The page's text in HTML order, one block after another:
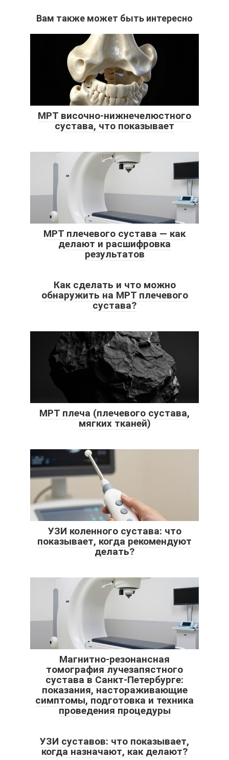
Вам также может быть интересно
МРТ височно-нижнечелюстного
сустава, что показывает
МРТ плечевого сустава — как
делают и расшифровка
результатов
Как сделать и что можно
обнаружить на МРТ плечевого
сустава?
МРТ плеча (плечевого сустава,
мягких тканей)
УЗИ коленного сустава: что
показывает, когда рекомендуют
делать?
Магнитно-резонансная
томография лучезапястного
сустава в Санкт-Петербурге:
показания, настораживающие
симптомы, подготовка и техника
проведения процедуры
УЗИ суставов: что показывает,
когда назначают, как делают?